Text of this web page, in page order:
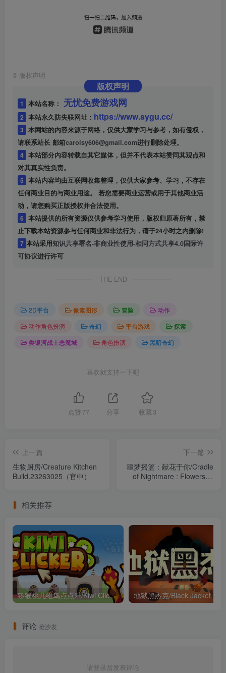
© 版权声明
版权声明
1 本站名称： 无忧免费游戏网
2 本站永久防失联网址： https://www.sygu.cc/
3 本网站的内容来源于网络，仅供大家学习与参考，如有侵权，
请联系站长 邮箱carolsy606@gmail.com进行删除处理。
4 本站部分内容转载自其它媒体，但并不代表本站赞同其观点和
对其真实性负责。
5
任何商业目的与商业用途。 若您需要商业运营或用于其他商业活
动，请您购买正版授权并合法使用。
6 本站提供的所有资源仅供参考学习使用，版权归原著所有，禁
止下载本站资源参与任何商业和非法行为，请于24小时之内删除!
7 本站采用知识共享署名-非商业性使用-相同方式共享4.0国际许
可协议进行许可
THE END
2D平台 像素图形 冒险
动作
动作角色扮演
奇幻 平台游戏
探索
类银河战士恶魔城
角色扮演 黑暗奇幻
喜欢就支持一下吧
点赞 77 分享 收藏 3
上一篇
生物厨房/Creature Kitchen
Build.23263025（官中）
下一篇
噩梦摇篮：献花于你/Cradle
of Nightmare : Flowers to
相关推荐
猕猴桃几维鸟点点乐/Kiwi Clicker – Juiced Up Build.14039117（官中）
评论 抢沙发
请登录后发表评论